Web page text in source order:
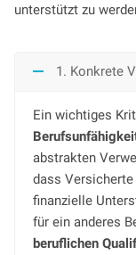
unterstützt zu
1. Konkrete
Ein wichtiges
abstrakten
dass
finanzielle
für ein anderes
beruflichen